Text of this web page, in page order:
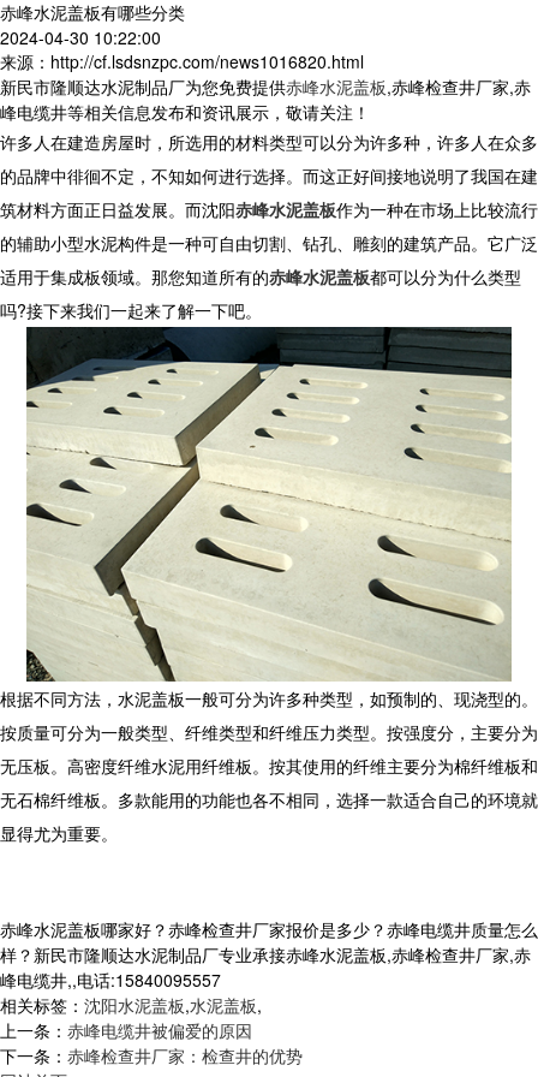
赤峰水泥盖板有哪些分类
2024-04-30 10:22:00
来源：http://cf.lsdsnzpc.com/news1016820.html
新民市隆顺达水泥制品厂为您免费提供赤峰水泥盖板,赤峰检查井厂家,赤
峰电缆井等相关信息发布和资讯展示，敬请关注！
许多人在建造房屋时，所选用的材料类型可以分为许多种，许多人在众多
的品牌中徘徊不定，不知如何进行选择。而这正好间接地说明了我国在建
筑材料方面正日益发展。而沈阳赤峰水泥盖板作为一种在市场上比较流行
的辅助小型水泥构件是一种可自由切割、钻孔、雕刻的建筑产品。它广泛
适用于集成板领域。那您知道所有的赤峰水泥盖板都可以分为什么类型
吗?接下来我们一起来了解一下吧。
根据不同方法，水泥盖板一般可分为许多种类型，如预制的、现浇型的。
按质量可分为一般类型、纤维类型和纤维压力类型。按强度分，主要分为
无压板。高密度纤维水泥用纤维板。按其使用的纤维主要分为棉纤维板和
无石棉纤维板。多款能用的功能也各不相同，选择一款适合自己的环境就
显得尤为重要。
赤峰水泥盖板哪家好？赤峰检查井厂家报价是多少？赤峰电缆井质量怎么
样？新民市隆顺达水泥制品厂专业承接赤峰水泥盖板,赤峰检查井厂家,赤
峰电缆井,,电话:15840095557
相关标签： 沈阳水泥盖板,水泥盖板,
上一条： 赤峰电缆井被偏爱的原因
下一条： 赤峰检查井厂家：检查井的优势